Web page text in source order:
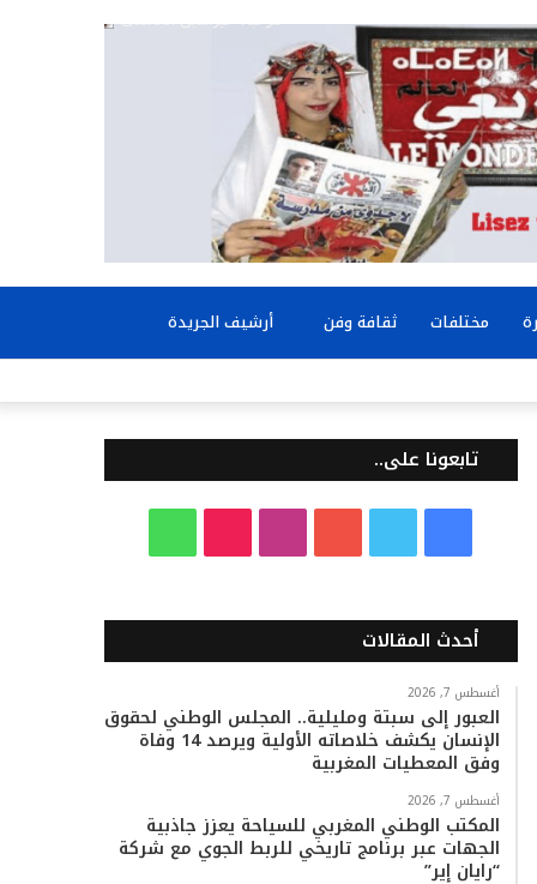
مختلفات ثقافة وفن أرشيف الجريدة
عن
تابعونا على..
س
ب
و
ك
ي
ت
ر
ت
ي
و
ب
س
ت
ق
ا
م
k
T
o
ت
س
ا
أحدث المقالات
أغسطس 7, 2026
العبور إلى سبتة ومليلية.. المجلس الوطني لحقوق
الإنسان يكشف خلاصاته الأولية ويرصد 14 وفاة
وفق المعطيات المغربية
أغسطس 7, 2026
المكتب الوطني المغربي للسياحة يعزز جاذبية
الجهات عبر برنامج تاريخي للربط الجوي مع شركة
“رايان إير”